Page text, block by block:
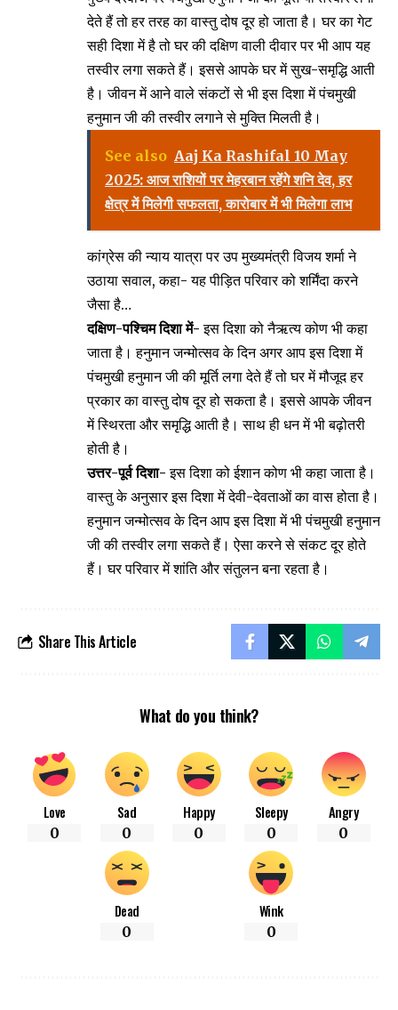
देते हैं तो हर तरह का वास्तु दोष दूर हो जाता है। घर का गेट
सही दिशा में है तो घर की दक्षिण वाली दीवार पर भी आप यह
तस्वीर लगा सकते हैं। इससे आपके घर में सुख-समृद्धि आती
है। जीवन में आने वाले संकटों से भी इस दिशा में पंचमुखी
हनुमान जी की तस्वीर लगाने से मुक्ति मिलती है।
See also Aaj Ka Rashifal 10 May
2025: आज राशियों पर मेहरबान रहेंगे शनि देव, हर
क्षेत्र में मिलेगी सफलता, कारोबार में भी मिलेगा लाभ
कांग्रेस की न्याय यात्रा पर उप मुख्यमंत्री विजय शर्मा ने
उठाया सवाल, कहा- यह पीड़ित परिवार को शर्मिंदा करने
जैसा है…
दक्षिण-पश्चिम दिशा में-इस दिशा को नैऋत्य कोण भी कहा
जाता है। हनुमान जन्मोत्सव के दिन अगर आप इस दिशा में
पंचमुखी हनुमान जी की मूर्ति लगा देते हैं तो घर में मौजूद हर
प्रकार का वास्तु दोष दूर हो सकता है। इससे आपके जीवन
में स्थिरता और समृद्धि आती है। साथ ही धन में भी बढ़ोतरी
होती है।
उत्तर-पूर्व दिशा- इस दिशा को ईशान कोण भी कहा जाता है।
वास्तु के अनुसार इस दिशा में देवी-देवताओं का वास होता है।
हनुमान जन्मोत्सव के दिन आप इस दिशा में भी पंचमुखी हनुमान
जी की तस्वीर लगा सकते हैं। ऐसा करने से संकट दूर होते
हैं। घर परिवार में शांति और संतुलन बना रहता है।
Share This Article
What do you think?
Love
0
Sad
0
Happy
0
Sleepy
0
Angry
0
Dead
0
Wink
0